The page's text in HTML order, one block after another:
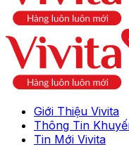
Giới Thiệu Vivita
Thông Tin
Tin Mới Vivita